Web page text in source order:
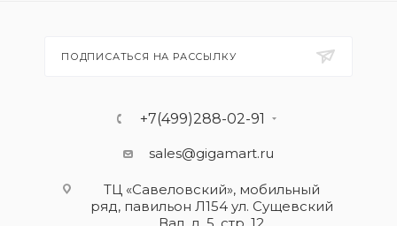
ПОДПИСАТЬСЯ НА РАССЫЛКУ
+7(499)288-02-91
sales@gigamart.ru
ТЦ «Савеловский», мобильный
ряд, павильон Л154 ул. Сущевский